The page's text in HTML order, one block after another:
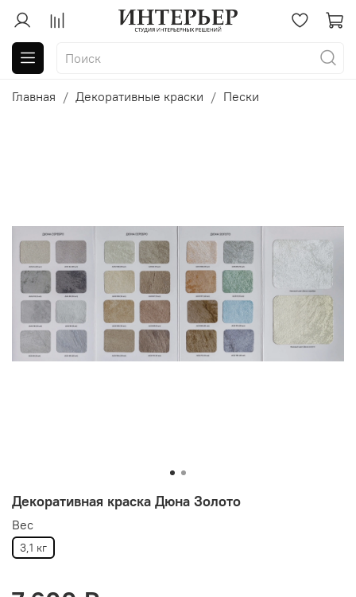
Главная Декоративные краски Пески
Декоративная краска Дюна Золото
Вес
3,1 кг